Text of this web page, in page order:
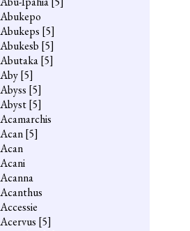
Abukepo
Abukeps [5]
Abukesb [5]
Abutaka[5]
Aby[5]
Abyss [5]
Abyst[5]
Acamarchis
Acan[5]
Acan
Acani
Acanna
Acanthus
Accessie
Acervus [5]